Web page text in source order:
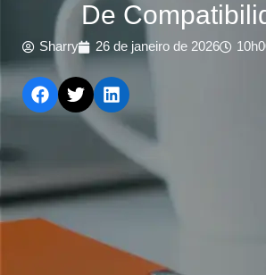
De
Sharry 26 de janeiro de 2026